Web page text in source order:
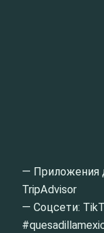
— Приложения
TripAdvisor
— Соцсети: